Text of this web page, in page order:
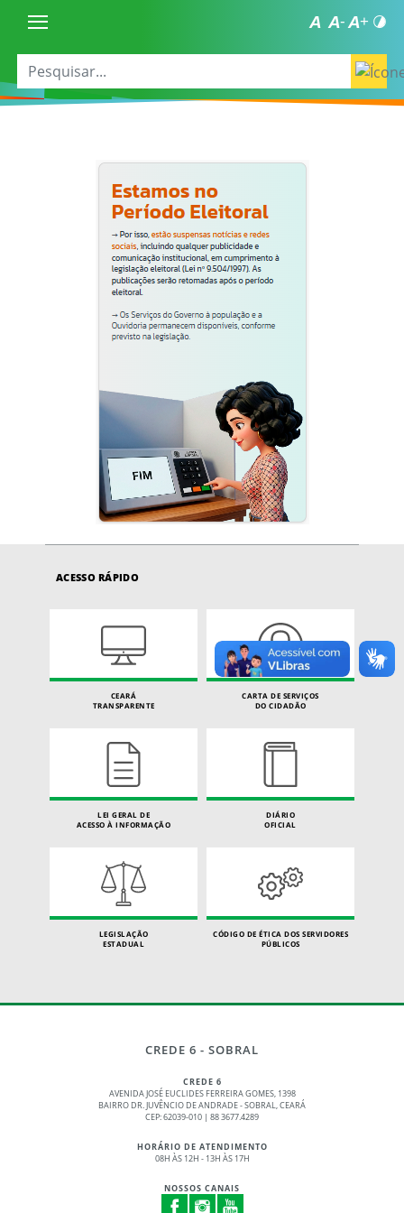
ACESSO RÁPIDO
CEARÁ
TRANSPARENTE
CARTA DE SERVIÇOS
DO CIDADÃO
LEI GERAL DE
ACESSO À INFORMAÇÃO
DIÁRIO
OFICIAL
LEGISLAÇÃO
ESTADUAL
CÓDIGO DE ÉTICA DOS SERVIDORES
PÚBLICOS
CREDE 6 - SOBRAL
CREDE 6
AVENIDA JOSÉ EUCLIDES FERREIRA GOMES, 1398
BAIRRO DR. JUVÊNCIO DE ANDRADE - SOBRAL, CEARÁ
CEP: 62039-010 | 88 3677.4289
HORÁRIO DE ATENDIMENTO
08H ÀS 12H - 13H ÀS 17H
NOSSOS CANAIS